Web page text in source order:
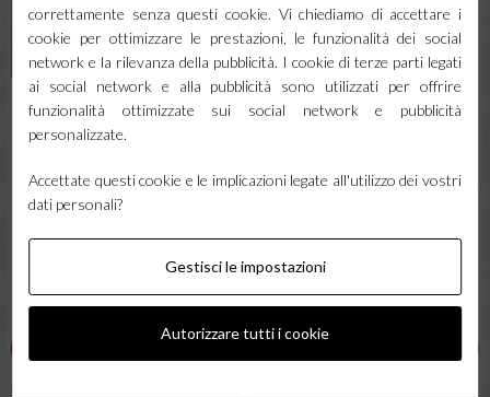
3.2x350mm Doppio
Rivestimento 7016
15,16 € + IVA
RD - 600 55 HRC 2.5x300mm
13,16 € + IVA
correttamente senza questi cookie. Vi chiediamo di accettare i
cookie per ottimizzare le prestazioni, le funzionalità dei social
network e la rilevanza della pubblicità. I cookie di terze parti legati
ai social network e alla pubblicità sono utilizzati per offrire
funzionalità ottimizzate sui social network e pubblicità
personalizzate.
Accettate questi cookie e le implicazioni legate all'utilizzo dei vostri
dati personali?
Gestisci le impostazioni
Autorizzare tutti i cookie